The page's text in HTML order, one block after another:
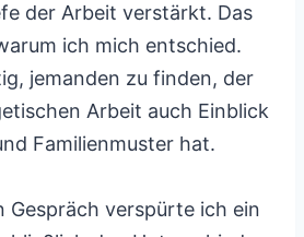
der Arbeit verstärkt. Das
ich mich entschied.
jemanden zu finden, der
Arbeit auch Einblick
Familienmuster hat.
Gespräch verspürte ich ein